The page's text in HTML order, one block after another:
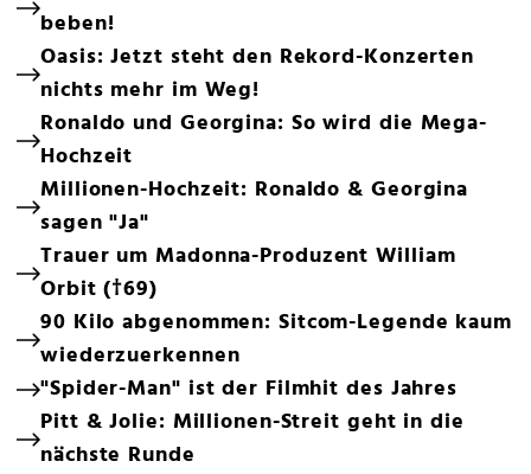
beben!
Oasis: Jetzt steht den Rekord-Konzerten
nichts mehr im Weg!
Ronaldo und Georgina: So wird die Mega-
Hochzeit
Millionen-Hochzeit: Ronaldo & Georgina
sagen "Ja"
Trauer um Madonna-Produzent William
Orbit (†69)
90 Kilo abgenommen: Sitcom-Legende kaum
wiederzuerkennen
"Spider-Man" ist der Filmhit des Jahres
Pitt & Jolie: Millionen-Streit geht in die
nächste Runde